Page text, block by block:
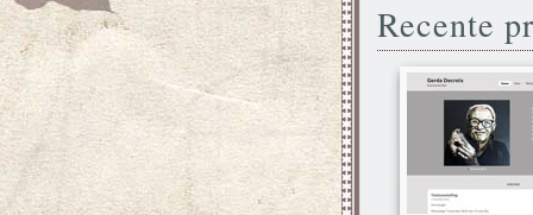
Recente